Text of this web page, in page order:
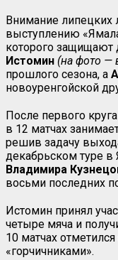
Внимание липецких
выступлению
которого защищают
Истомин (на фото —
прошлого сезона, а
новоуренгойской
После первого
в 12 матчах
решив задачу
декабрьском туре
Владимира
восьми последних
Истомин принял
четыре мяча и
10 матчах
«горчичниками».